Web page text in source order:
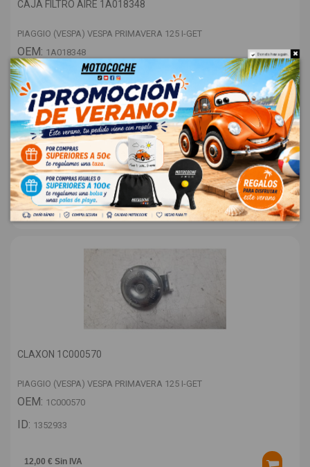
CAJA FILTRO AIRE 1A018348
PIAGGIO (VESPA) VESPA PRIMAVERA 125 I-GET
OEM: 1A018348
ID: 1352942
48,00 € Sin IVA
58,08 €
CLAXON 1C000570
PIAGGIO (VESPA) VESPA PRIMAVERA 125 I-GET
OEM: 1C000570
ID: 1352933
12,00 € Sin IVA
Do not show again.